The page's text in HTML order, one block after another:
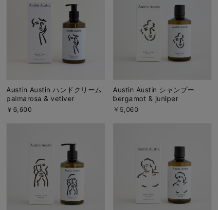
Austin Austin ハンドクリーム
palmarosa & vetiver
￥6,600
Austin Austin シャンプー
bergamot & juniper
￥5,060